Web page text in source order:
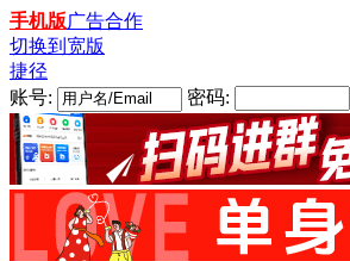
手机版广告合作
切换到宽版
捷径
账号:
密码: